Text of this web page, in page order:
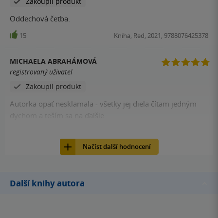
Oddechová četba.
15 Kniha, Red, 2021, 9788076425378
MICHAELA ABRAHÁMOVÁ
registrovaný uživatel
Zakoupil produkt
Autorka opäť nesklamala - všetky jej diela čítam jedným
Načíst další hodnocení
Další knihy autora